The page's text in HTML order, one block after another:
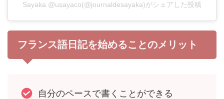
Sayaka @usayaco(@journaldesayaka)がシェアした投稿
フランス語日記を始めることのメリット
自分のペースで書くことができる